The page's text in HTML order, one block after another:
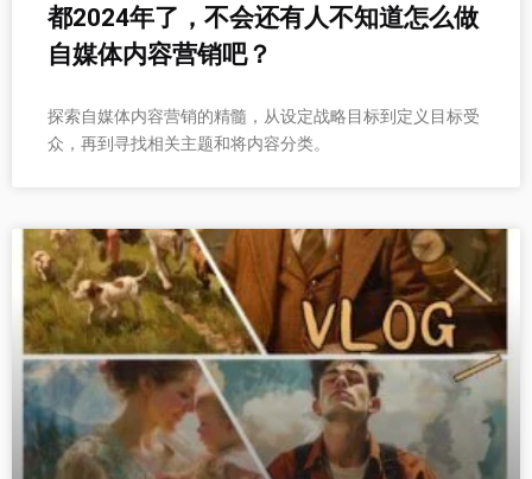
都2024年了，不会还有人不知道怎么做
自媒体内容营销吧？
探索自媒体内容营销的精髓，从设定战略目标到定义目标受
众，再到寻找相关主题和将内容分类。